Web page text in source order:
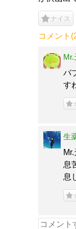
ナイス
コメント
バ
す
生
息
息